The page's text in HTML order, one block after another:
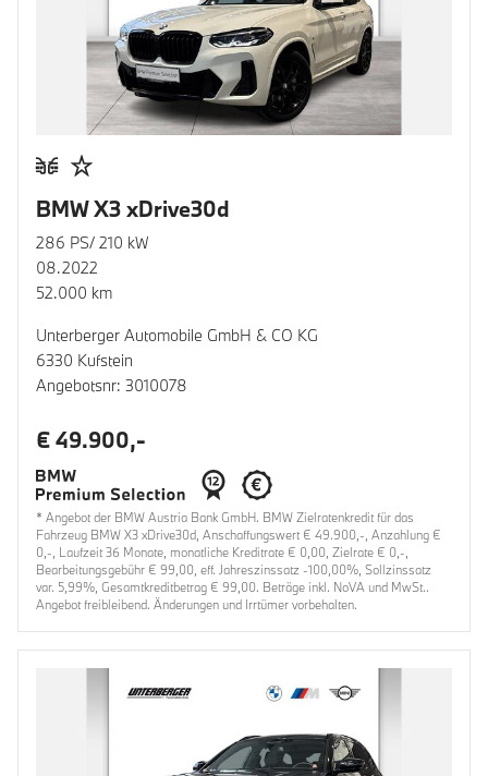
BMW X3 xDrive30d
286 PS/ 210 kW
08.2022
52.000 km
Unterberger Automobile GmbH & CO KG
6330 Kufstein
Angebotsnr: 3010078
€ 49.900,-
* Angebot der BMW Austria Bank GmbH. BMW Zielratenkredit für das
Fahrzeug BMW X3 xDrive30d, Anschaffungswert € 49.900,-, Anzahlung €
0,-, Laufzeit 36 Monate, monatliche Kreditrate € 0,00, Zielrate € 0,-,
Bearbeitungsgebühr € 99,00, eff. Jahreszinssatz -100,00%, Sollzinssatz
var. 5,99%, Gesamtkreditbetrag € 99,00. Beträge inkl. NoVA und MwSt..
Angebot freibleibend. Änderungen und Irrtümer vorbehalten.